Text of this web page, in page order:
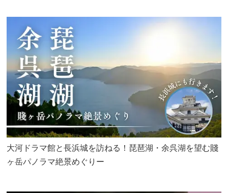
大河ドラマ館と長浜城を訪ねる！琵琶湖・余呉湖を望む賤
ヶ岳パノラマ絶景めぐりー